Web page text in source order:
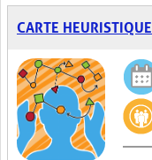
CARTE HEURISTIQUE